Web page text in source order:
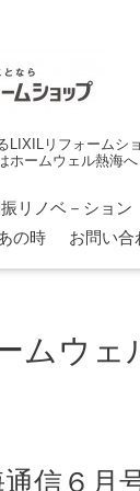
LIXILリフォームシ
ホームウェル熱海へ
リノベ－ション
の時 お問い合
ムウェ
信６月